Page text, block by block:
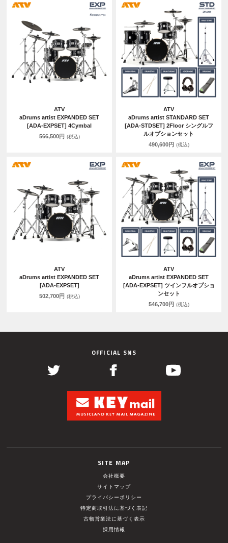
ATV
aDrums artist EXPANDED SET
[ADA-EXPSET] 4Cymbal
566,500円 (税込)
ATV
aDrums artist STANDARD SET
[ADA-STDSET] 2Floor シングルフ
ルオプションセット
490,600円 (税込)
ATV
aDrums artist EXPANDED SET
[ADA-EXPSET]
502,700円 (税込)
ATV
aDrums artist EXPANDED SET
[ADA-EXPSET] ツインフルオプショ
ンセット
546,700円 (税込)
OFFICIAL SNS
SITE MAP
会社概要
サイトマップ
プライバシーポリシー
特定商取引法に基づく表記
古物営業法に基づく表示
採用情報